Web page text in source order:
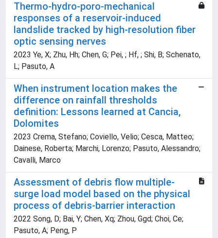
Thermo-hydro-poro-mechanical
responses of a reservoir-induced
landslide tracked by high-resolution fiber
optic sensing nerves
2023 Ye, X; Zhu, Hh; Chen, G; Pei, ; Hf, ; Shi, B; Schenato,
L; Pasuto, A
When instrument location makes the
difference on rainfall thresholds
definition: Lessons learned at Cancia,
Dolomites
2023 Crema, Stefano; Coviello, Velio; Cesca, Matteo;
Dainese, Roberta; Marchi, Lorenzo; Pasuto, Alessandro;
Cavalli, Marco
Assessment of debris flow multiple-
surge load model based on the physical
process of debris-barrier interaction
2022 Song, D; Bai, Y; Chen, Xq; Zhou, Ggd; Choi, Ce;
Pasuto, A; Peng, P